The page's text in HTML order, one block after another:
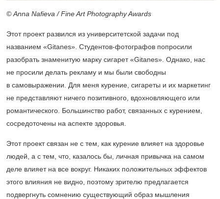
© Anna Nafieva / Fine Art Photography Awards
Этот проект развился из университетской задачи под
названием «Gitanes». Студентов-фотографов попросили
разобрать знаменитую марку сигарет «Gitanes». Однако, нас
не просили делать рекламу и мы были свободны
в самовыражении. Для меня курение, сигареты и их маркетинг
не представляют ничего позитивного, вдохновляющего или
романтического. Большинство работ, связанных с курением,
сосредоточены на аспекте здоровья.
Этот проект связан не с тем, как курение влияет на здоровье
людей, а с тем, что, казалось бы, личная привычка на самом
деле влияет на все вокруг. Никаких положительных эффектов
этого влияния не видно, поэтому зрителю предлагается
подвергнуть сомнению существующий образ мышления